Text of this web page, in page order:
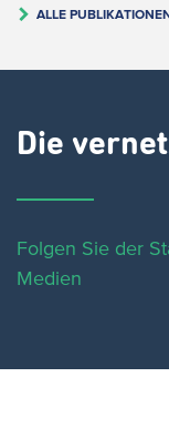
ALLE
Die
Folgen Sie der
Medien